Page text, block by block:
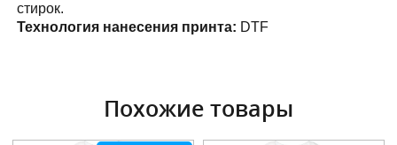
стирок.
Технология нанесения принта: DTF
Похожие товары